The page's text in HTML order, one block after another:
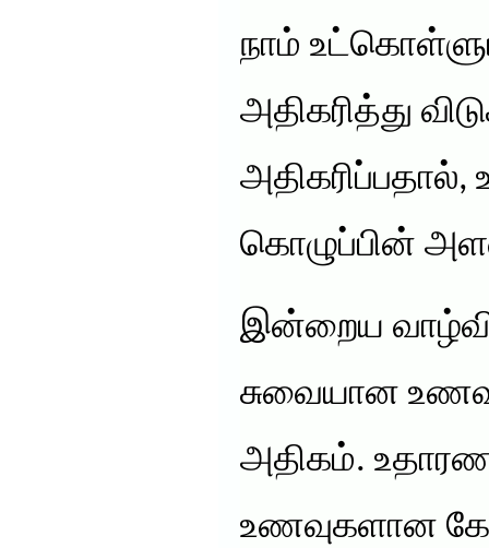
நாம்
அதிகரித்து
அதிகரிப்பதால்,
கொழுப்பின்
இன்றைய
சுவையான
அதிகம்.
உணவுகளான